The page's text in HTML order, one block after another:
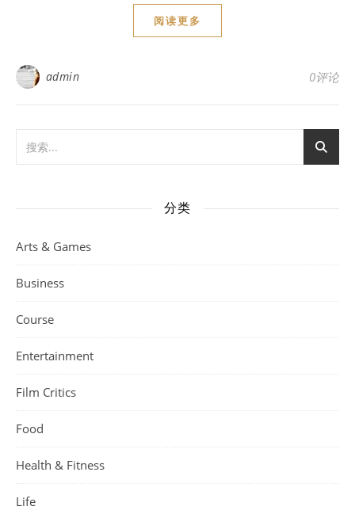
阅读更多
admin 0评论
分类
Arts & Games
Business
Course
Entertainment
Film Critics
Food
Health & Fitness
Life